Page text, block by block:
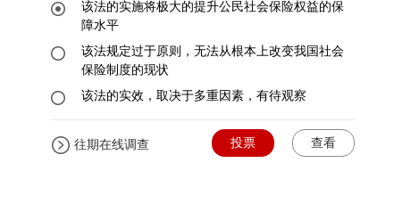
该法的实施将极大的提升公民社会保险权益的保
障水平
该法规定过于原则，无法从根本上改变我国社会
保险制度的现状
该法的实效，取决于多重因素，有待观察
往期在线调查 投票 查看